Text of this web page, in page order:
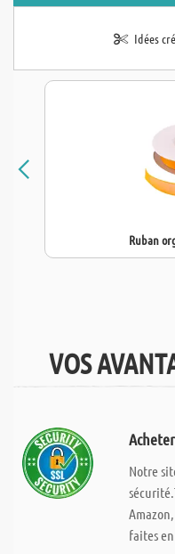
Idées
Ruban
VOS
Notre
faites